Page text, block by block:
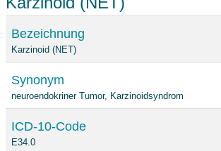
Bezeichnung
Karzinoid (NET)
Synonym
neuroendokriner Tumor, Karzinoidsyndrom
ICD-10-Code
E34.0